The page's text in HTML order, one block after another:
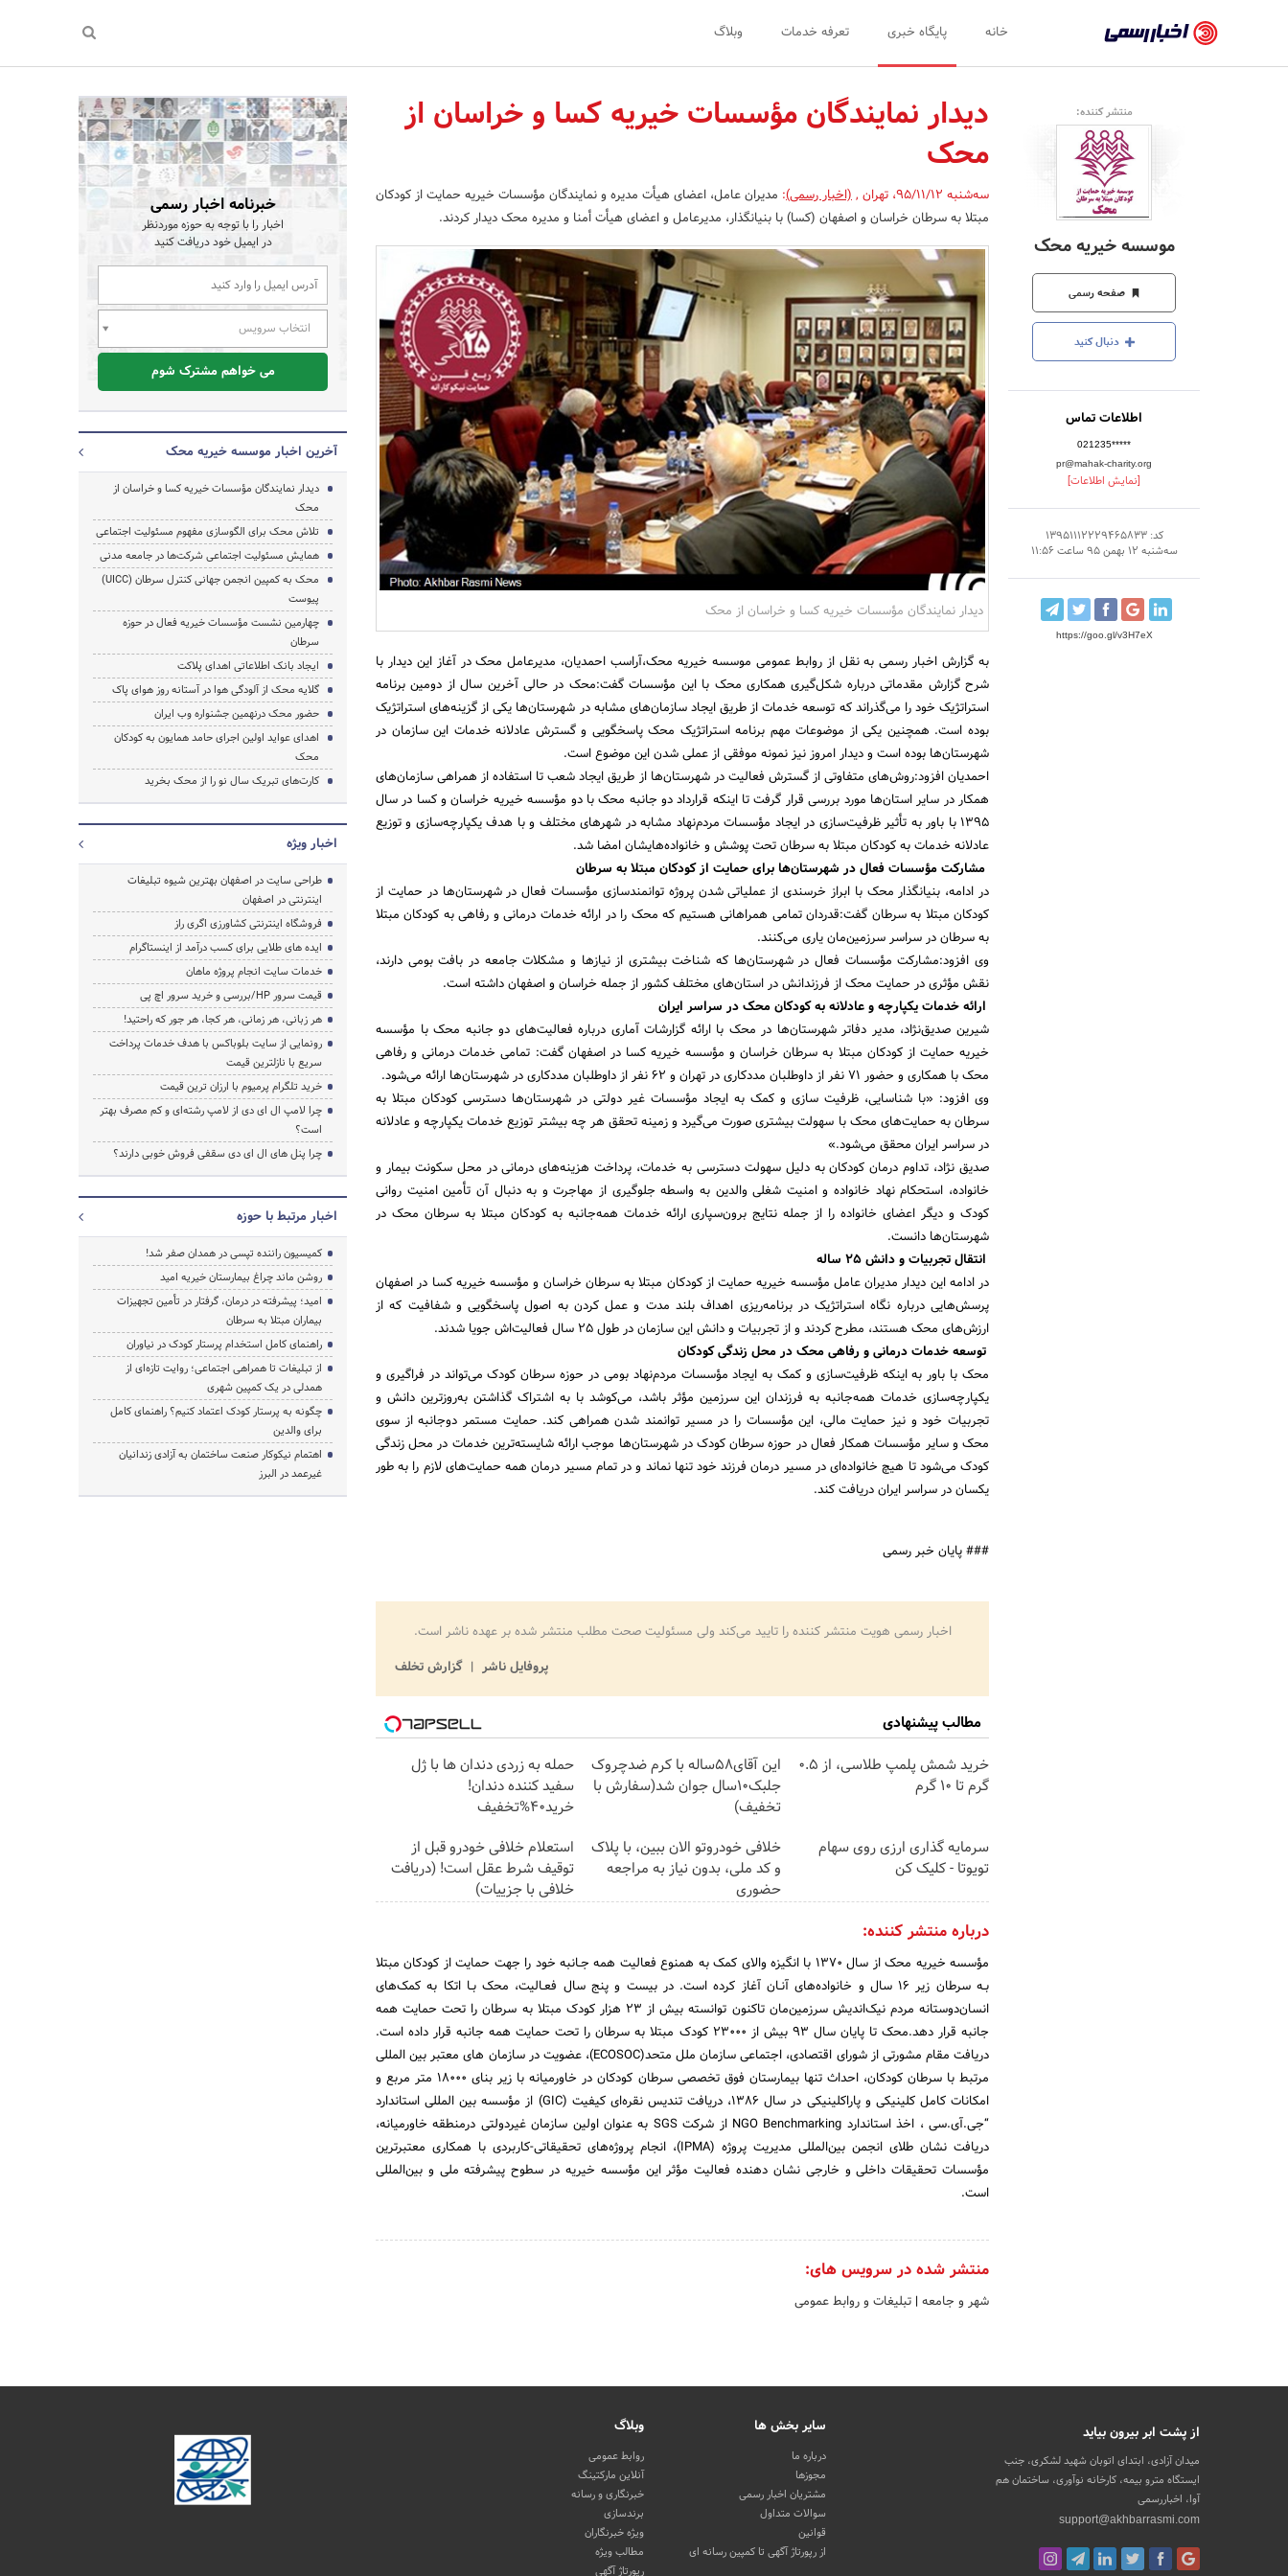
رسمی
-
اخبار
تایید
شده
شرکت‌ها،
سازمان‌ها
و
روابط
عمومی‌ها
خانه پایگاه خبری تعرفه خدمات وبلاگ
جستجو
منتشر کننده:
موسسه خیریه محک
صفحه رسمی
دنبال کنید
اطلاعات تماس
021235*****
pr@mahak-charity.org
[نمایش اطلاعات]
کد: 13951112229465833
سه‌شنبه 12 بهمن 95 ساعت 11:56
https://goo.gl/v3H7eX
دیدار نمایندگان مؤسسات خیریه کسا و خراسان از
محک
سه‌شنبه 95/11/12 ، تهران ,(اخبار رسمی): مدیران عامل، اعضای هیأت مدیره و نمایندگان مؤسسات خیریه حمایت از کودکان
مبتلا به سرطان خراسان و اصفهان (کسا) با بنیانگذار، مدیرعامل و اعضای هیأت أمنا و مدیره محک دیدار کردند.
دیدار نمایندگان مؤسسات خیریه کسا و خراسان از محک
به گزارش اخبار رسمی به نقل از روابط عمومی موسسه خیریه محک،آراسب احمدیان، مدیرعامل محک در آغاز این دیدار با
شرح گزارش مقدماتی درباره شکل‌گیری همکاری محک با این مؤسسات گفت:محک در حالی آخرین سال از دومین برنامه
استراتژیک خود را می‌‌گذراند که توسعه خدمات از طریق ایجاد سازمان‌های مشابه در شهرستان‌ها یکی از گزینه‌های استراتژیک
بوده است. همچنین یکی از موضوعات مهم برنامه استراتژیک محک پاسخگویی و گسترش عادلانه خدمات این سازمان در
شهرستان‌ها بوده است و دیدار امروز نیز نمونه موفقی از عملی شدن این موضوع است.
احمدیان افزود:روش‌های متفاوتی از گسترش فعالیت در شهرستان‌ها از طریق ایجاد شعب تا استفاده از همراهی سازمان‌های
همکار در سایر استان‌ها مورد بررسی قرار گرفت تا اینکه قرارداد دو جانبه محک با دو مؤسسه خیریه خراسان و کسا در سال
1395 با باور به تأثیر ظرفیت‌سازی در ایجاد مؤسسات مردم‌نهاد مشابه در شهر‌های مختلف و با هدف یکپارچه‌سازی و توزیع
عادلانه خدمات به کودکان مبتلا به سرطان تحت پوشش و خانواده‌هایشان امضا شد.
مشارکت مؤسسات فعال در شهرستان‌ها برای حمایت از کودکان مبتلا به سرطان
در ادامه، بنیانگذار محک با ابراز خرسندی از عملیاتی شدن پروژه توانمندسازی مؤسسات فعال در شهرستان‌ها در حمایت از
کودکان مبتلا به سرطان گفت:قدردان تمامی همراهانی هستیم که محک را در ارائه خدمات درمانی و رفاهی به کودکان مبتلا
به سرطان در سراسر سرزمین‌مان یاری می‌کنند.
وی افزود:مشارکت مؤسسات فعال در شهرستان‌ها که شناخت بیشتری از نیازها و مشکلات جامعه در بافت بومی دارند،
نقش مؤثری در حمایت محک از فرزندانش در استان‌های مختلف کشور از جمله خراسان و اصفهان داشته است.
ارائه خدمات یکپارچه و عادلانه به کودکان محک در سراسر ایران
شیرین صدیق‌نژاد، مدیر دفاتر شهرستان‌ها در محک با ارائه گزارشات آماری درباره فعالیت‌های دو جانبه محک با مؤسسه
خیریه حمایت از کودکان مبتلا به سرطان خراسان و مؤسسه خیریه کسا در اصفهان گفت: تمامی خدمات درمانی و رفاهی
محک با همکاری و حضور 71 نفر از داوطلبان مددکاری در تهران و 62 نفر از داوطلبان مددکاری در شهرستان‌ها ارائه می‌شود.
وی افزود: «با شناسایی، ظرفیت سازی و کمک به ایجاد مؤسسات غیر دولتی در شهرستان‌ها دسترسی کودکان مبتلا به
سرطان به حمایت‌های محک با سهولت بیشتری صورت می‌گیرد و زمینه تحقق هر چه بیشتر توزیع خدمات یکپارچه و عادلانه
در سراسر ایران محقق می‌شود.»
صدیق نژاد، تداوم درمان کودکان به دلیل سهولت دسترسی به خدمات، پرداخت هزینه‌های درمانی در محل سکونت بیمار و
خانواده، استحکام نهاد خانواده و امنیت شغلی والدین به واسطه جلوگیری از مهاجرت و به دنبال آن تأمین امنیت روانی
کودک و دیگر اعضای خانواده را از جمله نتایج برون‌سپاری ارائه خدمات همه‌جانبه به کودکان مبتلا به سرطان محک در
شهرستان‌‌ها دانست.
انتقال تجربیات و دانش 25 ساله
در ادامه این دیدار مدیران عامل مؤسسه خیریه حمایت از کودکان مبتلا به سرطان خراسان و مؤسسه خیریه کسا در اصفهان
پرسش‌هایی درباره نگاه استراتژیک در برنامه‌ریزی اهداف بلند مدت و عمل کردن به اصول پاسخگویی و شفافیت که از
ارزش‌های محک هستند، مطرح کردند و از تجربیات و دانش این سازمان در طول 25 سال فعالیت‌اش جویا شدند.
توسعه خدمات درمانی و رفاهی محک در محل زندگی کودکان
محک با باور به اینکه ظرفیت‌سازی و کمک به ایجاد مؤسسات مردم‌نهاد بومی در حوزه سرطان کودک می‌تواند در فراگیری و
یکپارچه‌سازی خدمات همه‌جانبه به فرزندان این سرزمین مؤثر باشد، می‌کوشد با به اشتراک ‌گذاشتن به‌روزترین دانش و
تجربیات خود و نیز حمایت مالی، این مؤسسات را در مسیر توانمند شدن همراهی ‌کند. حمایت مستمر دوجانبه از سوی
محک و سایر مؤسسات همکار فعال در حوزه سرطان کودک در شهرستان‌ها موجب ارائه شایسته‌ترین خدمات در محل زندگی
کودک می‌شود تا هیچ خانواده‌ای در مسیر درمان فرزند خود تنها نماند و در تمام مسیر درمان همه حمایت‌های لازم را به طور
یکسان در سراسر ایران دریافت کند.
### پایان خبر رسمی
اخبار رسمی هویت منتشر کننده را تایید می‌کند ولی مسئولیت صحت مطلب منتشر شده بر عهده ناشر است.
پروفایل ناشر
گزارش تخلف
مطالب پیشنهادی
خرید شمش پلمپ طلاسی، از ۰.۵
گرم تا ۱۰ گرم
این آقای58ساله با کرم ضدچروک
جلبک10سال جوان شد(سفارش با
تخفیف)
حمله به زردی دندان ها با ژل
سفید کننده دندان!
خرید40%تخفیف
سرمایه گذاری ارزی روی سهام
تویوتا - کلیک کن
خلافی خودروتو الان ببین، با پلاک
و کد ملی، بدون نیاز به مراجعه
حضوری
استعلام خلافی خودرو قبل از
توقیف شرط عقل است! (دریافت
خلافی با جزییات)
درباره منتشر کننده:
مؤسسه خیریه محک از سال 1370 با انگیزه والای کمک به همنوع فعالیت همه جـانبه خود را جهت حمایت از کودکان مبتلا
بـه سرطان زیر 16 سال و خانواده‌های آنـان آغاز کرده است. در بیست و پنج سال فعـالیت، محک بـا اتکا به کمک‌های
انسان‌دوستانه مردم نیک‌اندیش سرزمین‌مان تاکنون توانسته بیش از 23 هزار کودک مبتلا به سرطان را تحت حمایت همه
جانبه قرار دهد.محک تا پایان سال 93 بیش از 23000 کودک مبتلا به سرطان را تحت حمایت همه جانبه قرار داده است.
دریافت مقام مشورتی از شورای اقتصادی، اجتماعی سازمان ملل متحد(ECOSOC)، عضویت در سازمان های معتبر بین المللی
مرتبط با سرطان کودکان، احداث تنها بیمارستان فوق تخصصی سرطان کودکان در خاورمیانه با زیر بنای 18000 متر مربع و
امکانات کامل کلینیکی و پاراکلینیکی در سال 1386، دریافت تندیس نقره‌ای کیفیت (GIC) از مؤسسه بین المللی استاندارد
“جی.آی.سی ، اخذ استاندارد NGO Benchmarking از شرکت SGS به عنوان اولین سازمان غیردولتی درمنطقه خاورمیانه،
دریافت نشان طلای انجمن بین‌المللی مدیریت پروژه (IPMA)، انجام پروژه‌های تحقیقاتی-کاربردی با همکاری معتبرترین
مؤسسات تحقیقات داخلی و خارجی نشان دهنده فعالیت مؤثر این مؤسسه خیریه در سطوح پیشرفته ملی و بین‌المللی
است.
منتشر شده در سرویس های:
شهر و جامعه | تبلیغات و روابط عمومی
خبرنامه اخبار رسمی
اخبار را با توجه به حوزه موردنظر
در ایمیل خود دریافت کنید
انتخاب سرویس
می خواهم مشترک شوم
آخرین اخبار موسسه خیریه محک
دیدار نمایندگان مؤسسات خیریه کسا و خراسان از
محک
تلاش محک برای الگوسازی مفهوم مسئولیت اجتماعی
همایش مسئولیت اجتماعی شرکت‌ها در جامعه مدنی
محک به کمپین انجمن جهانی کنترل سرطان (UICC)
پیوست
چهارمین نشست مؤسسات خیریه فعال در حوزه
سرطان
ایجاد بانک اطلاعاتی اهدای پلاکت
گلایه محک از آلودگی هوا در آستانه روز هوای پاک
حضور محک درنهمین جشنواره وب ایران
اهدای عواید اولین اجرای حامد همایون به کودکان
محک
کارت‌های تبریک سال نو را از محک بخرید
اخبار ویژه
طراحی سایت در اصفهان بهترین شیوه تبلیغات
اینترنتی در اصفهان
فروشگاه اینترنتی کشاورزی اگری راز
ایده های طلایی برای کسب درآمد از اینستاگرام
خدمات سایت انجام پروژه ماهان
قیمت سرور HP/بررسی و خرید سرور اچ پی
هر زبانی، هر زمانی، هر کجا، هر جور که راحتید!
رونمایی از سایت بلوباکس با هدف خدمات پرداخت
سریع با نازلترین قیمت
خرید تلگرام پرمیوم با ارزان ترین قیمت
چرا لامپ ال ای دی از لامپ رشته‌ای و کم مصرف بهتر
است؟
چرا پنل های ال ای دی سقفی فروش خوبی دارند؟
اخبار مرتبط با حوزه
کمیسیون راننده تپسی در همدان صفر شد!
روشن ماند چراغ بیمارستان خیریه امید
امید؛ پیشرفته در درمان، گرفتار در تأمین تجهیزات
بیماران مبتلا به سرطان
راهنمای کامل استخدام پرستار کودک در نیاوران
از تبلیغات تا همراهی اجتماعی؛ روایت تازه‌ای از
همدلی در یک کمپین شهری
چگونه به پرستار کودک اعتماد کنیم؟ راهنمای کامل
برای والدین
اهتمام نیکوکار صنعت ساختمان به آزادی زندانیان
غیرعمد در البرز
از پشت ابر بیرون بیاید
میدان آزادی، ابتدای اتوبان شهید لشکری، جنب
ایستگاه مترو بیمه، کارخانه نوآوری، ساختمان هم
آوا، اخباررسمی
support@akhbarrasmi.com
سایر بخش ها
درباره ما
مجوزها
مشتریان اخبار رسمی
سوالات متداول
قوانین
از رپورتاژ آگهی تا کمپین رسانه ای
وبلاگ
روابط عمومی
آنلاین مارکتینگ
خبرنگاری و رسانه
برندسازی
ویژه خبرنگاران
مطالب ویژه
رپورتاژ آگهی